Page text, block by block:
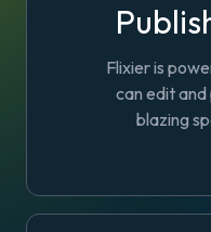
Flixier is
can edit and
blazing